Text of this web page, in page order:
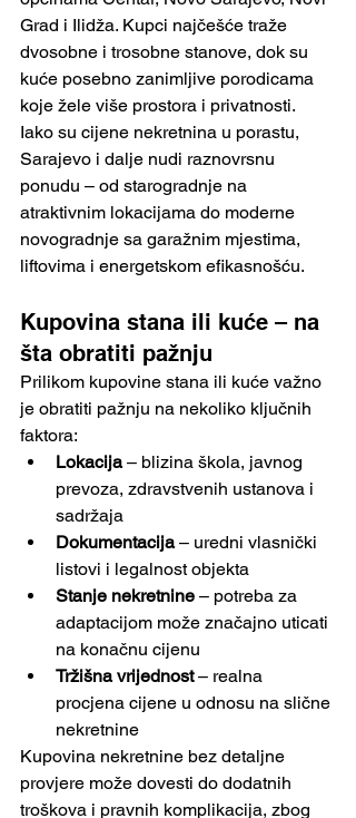
Grad i Ilidža. Kupci najčešće traže
dvosobne i trosobne stanove, dok su
kuće posebno zanimljive porodicama
koje žele više prostora i privatnosti.
Iako su cijene nekretnina u porastu,
Sarajevo i dalje nudi raznovrsnu
ponudu – od starogradnje na
atraktivnim lokacijama do moderne
novogradnje sa garažnim mjestima,
liftovima i energetskom efikasnošću.
Kupovina stana ili kuće – na
šta obratiti pažnju
Prilikom kupovine stana ili kuće važno
je obratiti pažnju na nekoliko ključnih
faktora:
Lokacija – blizina škola, javnog
prevoza, zdravstvenih ustanova i
sadržaja
Dokumentacija – uredni vlasnički
listovi i legalnost objekta
Stanje nekretnine – potreba za
adaptacijom može značajno uticati
na konačnu cijenu
Tržišna vrijednost – realna
procjena cijene u odnosu na slične
nekretnine
Kupovina nekretnine bez detaljne
provjere može dovesti do dodatnih
troškova i pravnih komplikacija, zbog